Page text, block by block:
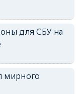
для СБУ на
мирного